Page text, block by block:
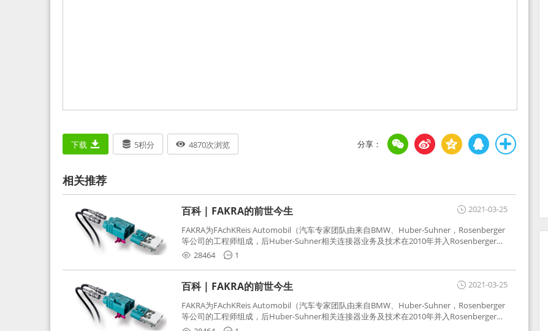
下载 5积分 4870次浏览
相关推荐
2021-03-25
百科 | FAKRA的前世今生
FAKRA为FAchKReis Automobil（汽车专家团队由来自BMW、Huber-Suhner，Rosenberger
等公司的工程师组成，后Huber-Suhner相关连接器业务及技术在2010年并入Rosenberger）
缩写。起初为BMW需求用于车载收音机天线连接，如今FAKRA已成为汽车行业通用标准的射
频连接器，被业内广泛应用。
28464 1
2021-03-25
百科 | FAKRA的前世今生
FAKRA为FAchKReis Automobil（汽车专家团队由来自BMW、Huber-Suhner，Rosenberger
等公司的工程师组成，后Huber-Suhner相关连接器业务及技术在2010年并入Rosenberger）
缩写。起初为BMW需求用于车载收音机天线连接，如今FAKRA已成为汽车行业通用标准的射